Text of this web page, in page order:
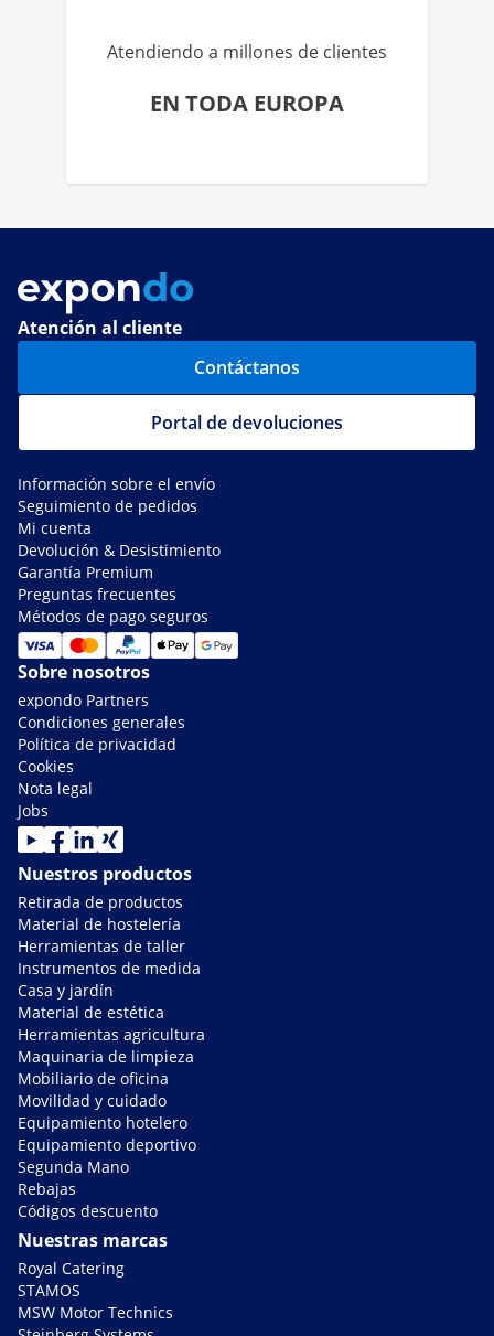
Atendiendo a millones de clientes
EN TODA EUROPA
Atención al cliente
Contáctanos
Portal de devoluciones
Información sobre el envío
Seguimiento de pedidos
Mi cuenta
Devolución & Desistimiento
Garantía Premium
Preguntas frecuentes
Métodos de pago seguros
Sobre nosotros
expondo Partners
Condiciones generales
Política de privacidad
Cookies
Nota legal
Jobs
Nuestros productos
Retirada de productos
Material de hostelería
Herramientas de taller
Instrumentos de medida
Casa y jardín
Material de estética
Herramientas agricultura
Maquinaria de limpieza
Mobiliario de oficina
Movilidad y cuidado
Equipamiento hotelero
Equipamiento deportivo
Segunda Mano
Rebajas
Códigos descuento
Nuestras marcas
Royal Catering
STAMOS
MSW Motor Technics